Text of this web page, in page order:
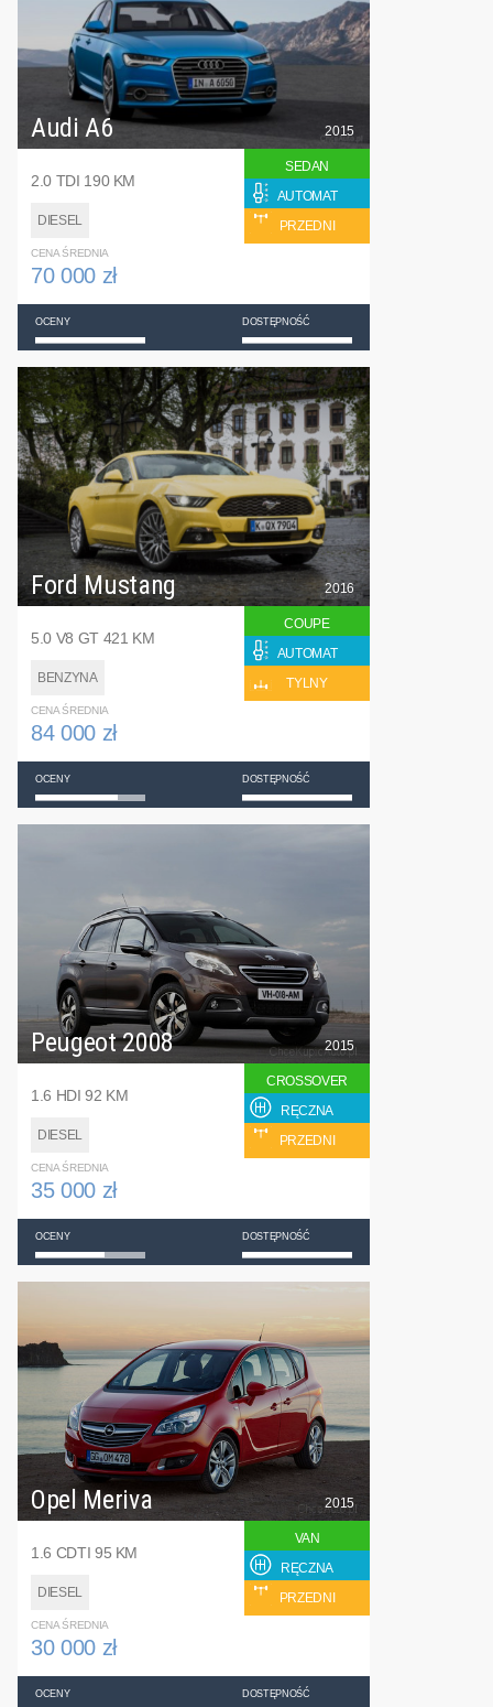
Audi A6
2.0 TDI 190 KM
DIESEL
2015
SEDAN
AUTOMAT
PRZEDNI
CENA ŚREDNIA
70 000 zł
OCENY DOSTĘPNOŚĆ
Ford Mustang
5.0 V8 GT 421 KM
BENZYNA
2016
COUPE
AUTOMAT
TYLNY
CENA ŚREDNIA
84 000 zł
OCENY DOSTĘPNOŚĆ
Peugeot 2008
1.6 HDI 92 KM
DIESEL
2015
CROSSOVER
RĘCZNA
PRZEDNI
CENA ŚREDNIA
35 000 zł
OCENY DOSTĘPNOŚĆ
Opel Meriva
1.6 CDTI 95 KM
DIESEL
2015
VAN
RĘCZNA
PRZEDNI
CENA ŚREDNIA
30 000 zł
OCENY DOSTĘPNOŚĆ